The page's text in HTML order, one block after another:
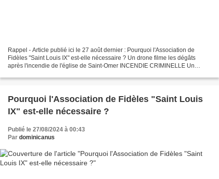
Rappel - Article publié ici le 27 août dernier : Pourquoi l'Association de
Fidèles "Saint Louis IX" est-elle nécessaire ? Un drone filme les dégâts
après l'incendie de l'église de Saint-Omer INCENDIE CRIMINELLE Un
Pourquoi l'Association de Fidèles "Saint Louis
IX" est-elle nécessaire ?
Publié le 27/08/2024 à 00:43
Par dominicanus